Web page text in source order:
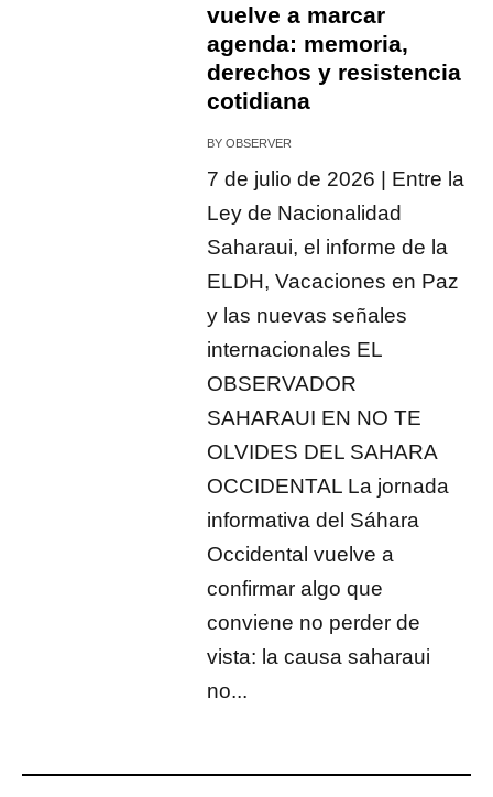
vuelve a marcar
agenda: memoria,
derechos y resistencia
cotidiana
BYOBSERVER
7 de julio de 2026 | Entre la
Ley de Nacionalidad
Saharaui, el informe de la
ELDH, Vacaciones en Paz
y las nuevas señales
internacionales EL
OBSERVADOR
SAHARAUI EN NO TE
OLVIDES DEL SAHARA
OCCIDENTAL La jornada
informativa del Sáhara
Occidental vuelve a
confirmar algo que
conviene no perder de
vista: la causa saharaui
no...